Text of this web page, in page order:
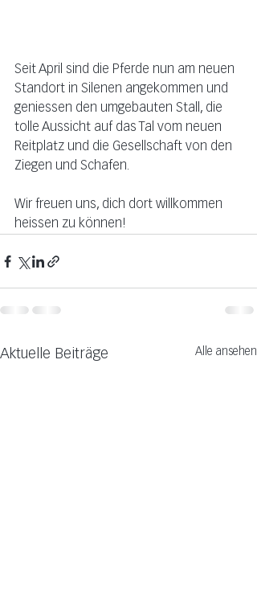
Seit April sind die Pferde nun am neuen
Standort in Silenen angekommen und
geniessen den umgebauten Stall, die
tolle Aussicht auf das Tal vom neuen
Reitplatz und die Gesellschaft von den
Ziegen und Schafen.
Wir freuen uns, dich dort willkommen
heissen zu können!
Aktuelle Beiträge Alle ansehen